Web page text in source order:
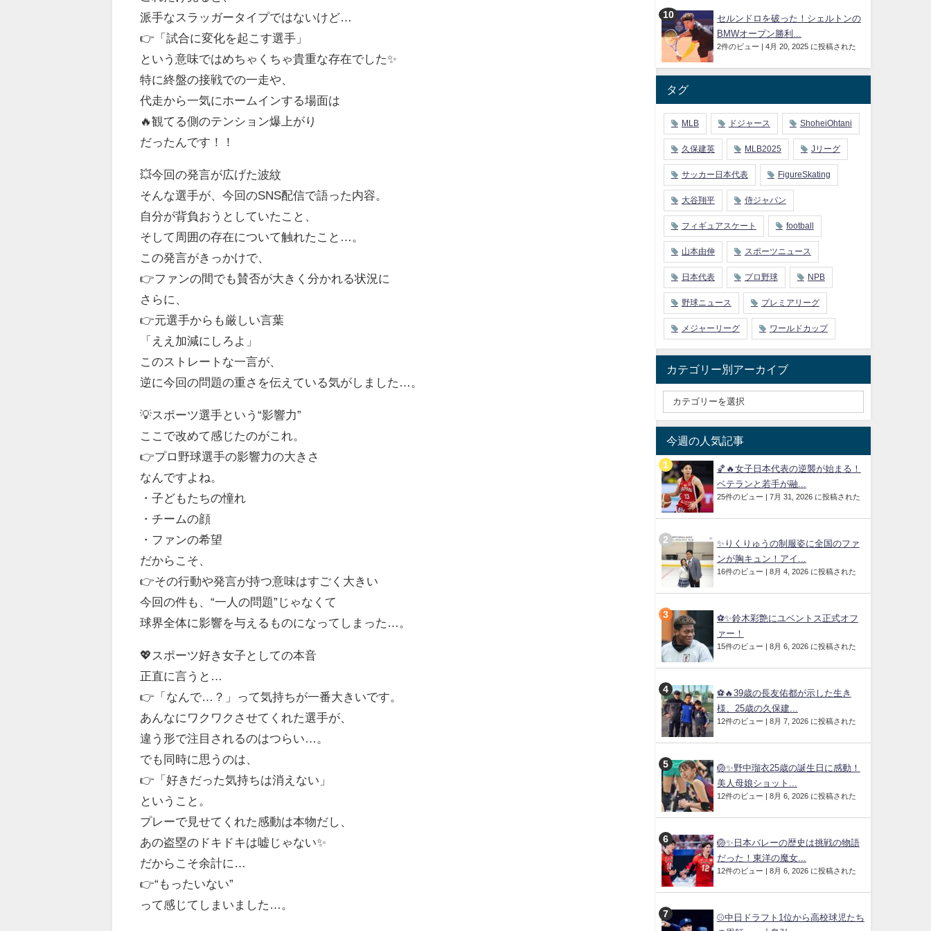
派手なスラッガータイプではないけど…
👉「試合に変化を起こす選手」
という意味ではめちゃくちゃ貴重な存在でした✨
特に終盤の接戦での一走や、
代走から一気にホームインする場面は
🔥観てる側のテンション爆上がり
だったんです！！
💥今回の発言が広げた波紋
そんな選手が、今回のSNS配信で語った内容。
自分が背負おうとしていたこと、
そして周囲の存在について触れたこと…。
この発言がきっかけで、
👉ファンの間でも賛否が大きく分かれる状況に
さらに、
👉元選手からも厳しい言葉
「ええ加減にしろよ」
このストレートな一言が、
逆に今回の問題の重さを伝えている気がしました…。
💡スポーツ選手という“影響力”
ここで改めて感じたのがこれ。
👉プロ野球選手の影響力の大きさ
なんですよね。
・子どもたちの憧れ
・チームの顔
・ファンの希望
だからこそ、
👉その行動や発言が持つ意味はすごく大きい
今回の件も、“一人の問題”じゃなくて
球界全体に影響を与えるものになってしまった…。
💖スポーツ好き女子としての本音
正直に言うと…
👉「なんで…？」って気持ちが一番大きいです。
あんなにワクワクさせてくれた選手が、
違う形で注目されるのはつらい…。
でも同時に思うのは、
👉「好きだった気持ちは消えない」
ということ。
プレーで見せてくれた感動は本物だし、
あの盗塁のドキドキは嘘じゃない✨
だからこそ余計に…
👉“もったいない”
って感じてしまいました…。
セルンドロを破った！シェルトンの
BMWオープン勝利...
2件のビュー 4月 20, 2025 に投稿された
タグ
MLB ドジャース ShoheiOhtani
久保建英 MLB2025 Jリーグ
サッカー日本代表 FigureSkating
大谷翔平 侍ジャパン
フィギュアスケート football
山本由伸 スポーツニュース
日本代表 プロ野球 NPB
野球ニュース プレミアリーグ
メジャーリーグ ワールドカップ
カテゴリー別アーカイブ
今週の人気記事
🏀🔥女子日本代表の逆襲が始まる！
ベテランと若手が融...
25件のビュー 7月 31, 2026 に投稿された
✨りくりゅうの制服姿に全国のファ
ンが胸キュン！アイ...
16件のビュー 8月 4, 2026 に投稿された
⚽✨鈴木彩艶にユベントス正式オフ
ァー！
15件のビュー 8月 6, 2026 に投稿された
⚽🔥39歳の長友佑都が示した生き
様、25歳の久保建...
12件のビュー 8月 7, 2026 に投稿された
🏐✨野中瑠衣25歳の誕生日に感動！
美人母娘ショット...
12件のビュー 8月 6, 2026 に投稿された
🏐✨日本バレーの歴史は挑戦の物語
だった！東洋の魔女...
12件のビュー 8月 6, 2026 に投稿された
⚾中日ドラフト1位から高校球児たち